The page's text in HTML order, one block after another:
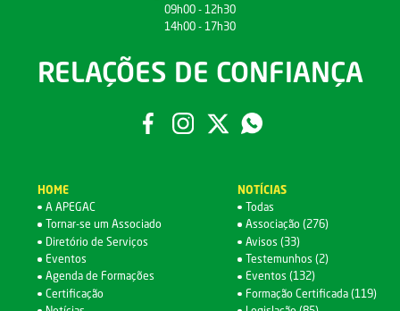
09h00 - 12h30
14h00 - 17h30
RELAÇÕES DE CONFIANÇA
HOME
A APEGAC
Tornar-se um Associado
Diretório de Serviços
Eventos
Agenda de Formações
Certificação
NOTÍCIAS
Todas
Associação (276)
Avisos (33)
Testemunhos (2)
Eventos (132)
Formação Certificada (119)